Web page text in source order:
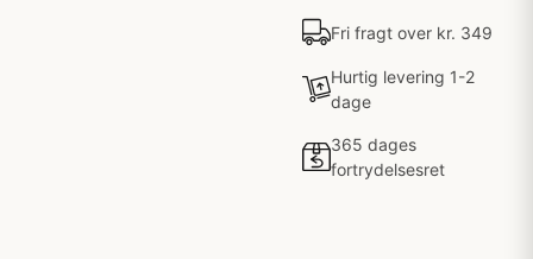
Fri fragt over kr. 349
Hurtig levering 1-2
dage
365 dages
fortrydelsesret